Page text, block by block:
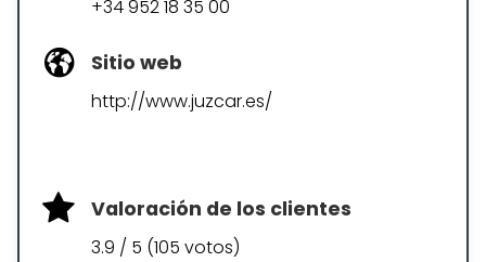
+34 952 18 35 00
Sitio web
http://www.juzcar.es/
Valoración de los clientes
3.9 / 5 (105 votos)